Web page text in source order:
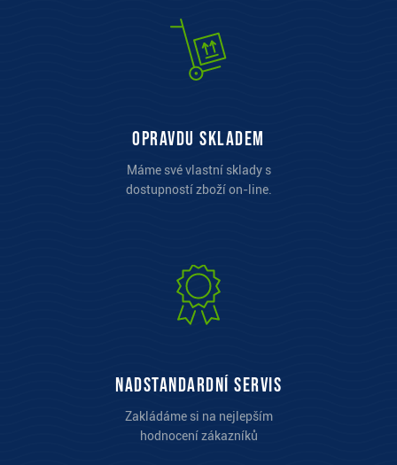
opravdu skladem
Máme své vlastní sklady s
dostupností zboží on-line.
Nadstandardní servis
Zakládáme si na nejlepším
hodnocení zákazníků